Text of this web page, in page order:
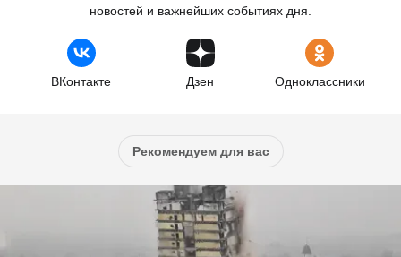
новостей и важнейших событиях дня.
ВКонтакте Дзен Одноклассники
Рекомендуем для вас